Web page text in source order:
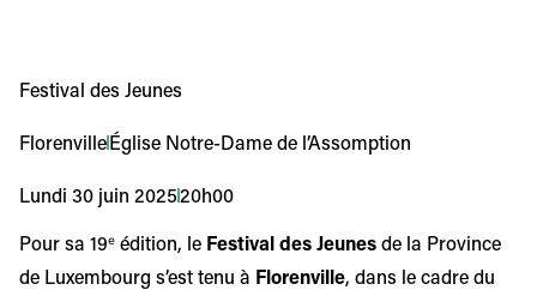
Festival des Jeunes
FlorenvilleÉglise Notre-Dame de l’Assomption
Lundi 30 juin 202520h00
Pour sa 19ᵉ édition, le Festival des Jeunesde la Province
de Luxembourg s’est tenu à Florenville, dans le cadre du